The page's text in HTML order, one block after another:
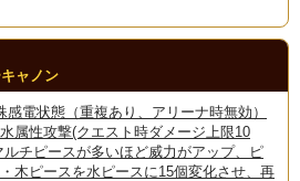
ャノン
電状態（重複あり、アリーナ時無効）
属性攻撃(クエスト時ダメージ上限10
チピースが多いほど威力がアップ、ピ
木ピースを水ピースに15個変化させ、再